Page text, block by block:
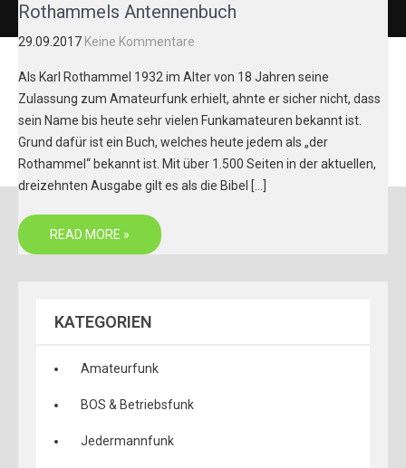
Rothammels Antennenbuch
29.09.2017 Keine Kommentare
Als Karl Rothammel 1932 im Alter von 18 Jahren seine
Zulassung zum Amateurfunk erhielt, ahnte er sicher nicht, dass
sein Name bis heute sehr vielen Funkamateuren bekannt ist.
Grund dafür ist ein Buch, welches heute jedem als „der
Rothammel“ bekannt ist. Mit über 1.500 Seiten in der aktuellen,
dreizehnten Ausgabe gilt es als die Bibel […]
READ MORE »
KATEGORIEN
Amateurfunk
BOS & Betriebsfunk
Jedermannfunk